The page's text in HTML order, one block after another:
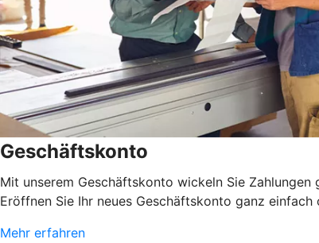
Geschäftskonto
Mit unserem Geschäftskonto wickeln Sie Zahlungen
Eröffnen Sie Ihr neues Geschäftskonto ganz einfach
Mehr erfahren